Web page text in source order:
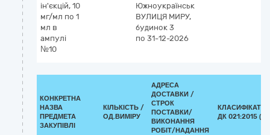
ін'єкцій, 10
мг/мл по 1
мл в
ампулі
№10
Южноукраїнськ
ВУЛИЦЯ МИРУ,
будинок 3
по 31-12-2026
КОНКРЕТНА
НАЗВА
ПРЕДМЕТА
ЗАКУПІВЛІ
КІЛЬКІСТЬ /
ОД.ВИМІРУ
АДРЕСА
ДОСТАВКИ /
СТРОК
ПОСТАВКИ/
ВИКОНАННЯ
РОБІТ/НАДАННЯ
КЛАСИФІКАТОР
ДК 021:2015